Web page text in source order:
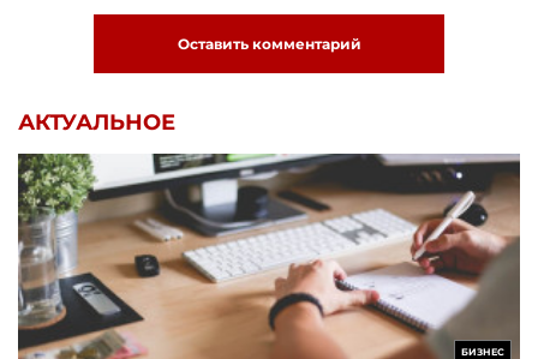
Оставить комментарий
АКТУАЛЬНОЕ
БИЗНЕС